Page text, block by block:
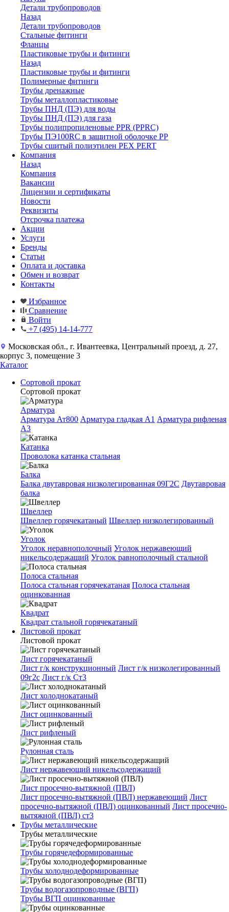
Детали трубопроводов
Назад
Детали трубопроводов
Стальные фитинги
Фланцы
Пластиковые трубы и фитинги
Назад
Пластиковые трубы и фитинги
Полимерные фитинги
Трубы дренажные
Трубы металлопластиковые
Трубы ПНД (ПЭ) для воды
Трубы ПНД (ПЭ) для газа
Трубы полипропиленовые PPR (PPRC)
Трубы ПЭ100RC в защитной оболочке PP
Трубы сшитый полиэтилен PEX PERT
Компания
Назад
Компания
Вакансии
Лицензии и сертификаты
Новости
Реквизиты
Отсрочка платежа
Акции
Услуги
Бренды
Статьи
Оплата и доставка
Обмен и возврат
Контакты
Избранное
Сравнение
Войти
+7 (495) 14-14-777
Московская обл., г. Ивантеевка, Центральный проезд, д. 27,
корпус 3, помещение 3
Каталог
Сортовой прокат
Сортовой прокат
Арматура
Арматура Ат800 Арматура гладкая A1 Арматура рифленая
A3
Катанка
Проволока катанка стальная
Балка
Балка двутавровая низколегированная 09Г2С Двутавровая
балка
Швеллер
Швеллер горячекатаный Швеллер низколегированный
Уголок
Уголок неравнополочный Уголок нержавеющий
никельсодержащий Уголок равнополочный стальной
Полоса стальная
Полоса стальная горячекатаная Полоса стальная
оцинкованная
Квадрат
Квадрат стальной горячекатаный
Листовой прокат
Листовой прокат
Лист горячекатаный
Лист г/к конструкционный Лист г/к низколегированный
09г2с Лист г/к Ст3
Лист холоднокатаный
Лист оцинкованный
Лист рифленый
Рулонная сталь
Лист нержавеющий никельсодержащий
Лист просечно-вытяжной (ПВЛ)
Лист просечно-вытяжной (ПВЛ) нержавеющий Лист
просечно-вытяжной (ПВЛ) оцинкованный Лист просечно-
вытяжной (ПВЛ) ст3
Трубы металлические
Трубы металлические
Трубы горячедеформированные
Трубы холоднодеформированные
Трубы водогазопроводные (ВГП)
Трубы ВГП оцинкованные